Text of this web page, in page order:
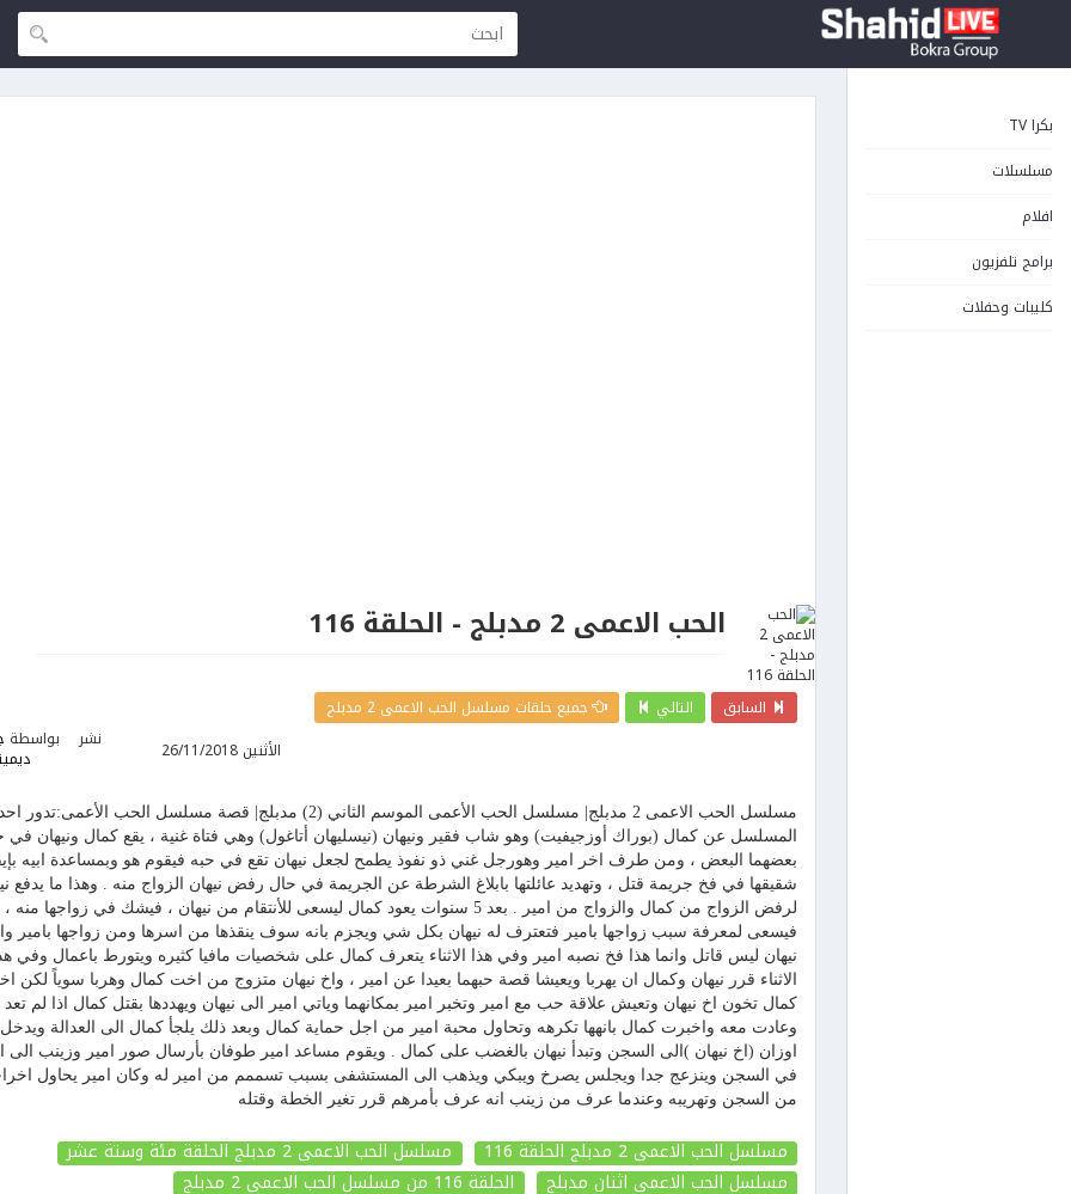
بكرا TV
مسلسلات
افلام
برامج تلفزيون
كليبات وحفلات
الحب الاعمى 2 مدبلج - الحلقة 116
السابق التالي
جميع حلقات مسلسل الحب الاعمى 2 مدبلج
نشر
الأثنين 26/11/2018 بواسطة
مسلسل الحب الاعمى 2 مدبلج| مسلسل الحب الأعمى الموسم الثاني (2) مدبلج| قصة مسلسل الحب
المسلسل عن كمال (بوراك أوزجيفيت) وهو شاب فقير ونيهان (نيسليهان أتاغول) وهي فتاة غنية ، يقع كمال ونيهان
بعضهما البعض ، ومن طرف اخر امير وهورجل غني ذو نفوذ يطمح لجعل نيهان تقع في حبه فيقوم هو وبمساعدة ابيه
شقيقها في فخ جريمة قتل ، وتهديد عائلتها بابلاغ الشرطة عن الجريمة في حال رفض نيهان الزواج منه . وهذا ما يدفع
لرفض الزواج من كمال والزواج من امير . بعد 5 سنوات يعود كمال ليسعى للأنتقام من نيهان ، فيشك في زواجها منه ،
فيسعى لمعرفة سبب زواجها بامير فتعترف له نيهان بكل شي ويجزم بانه سوف ينقذها من اسرها ومن زواجها بامير
نيهان ليس قاتل وانما هذا فخ نصبه امير وفي هذا الاثناء يتعرف كمال على شخصيات مافيا كثيره ويتورط باعمال وفي
الاثناء قرر نيهان وكمال ان يهربا ويعيشا قصة حبهما بعيدا عن امير ، واخ نيهان متزوج من اخت كمال وهربا سوياً لكن
كمال تخون اخ نيهان وتعيش علاقة حب مع امير وتخبر امير بمكانهما وياتي امير الى نيهان ويهددها بقتل كمال اذا لم
وعادت معه واخبرت كمال بانهها تكرهه وتحاول محبة امير من اجل حماية كمال وبعد ذلك يلجأ كمال الى العدالة ويدخل
اوزان (اخ نيهان )الى السجن وتبدأ نيهان بالغضب على كمال . ويقوم مساعد امير طوفان بأرسال صور امير وزينب الى
في السجن وينزعج جدا ويجلس يصرخ ويبكي ويذهب الى المستشفى بسبب تسممم من امير له وكان امير يحاول
من السجن وتهريبه وعندما عرف من زينب انه عرف بأمرهم قرر تغير الخطة وقتله
مسلسل الحب الاعمى 2 مدبلج الحلقة 116
مسلسل الحب الاعمى 2 مدبلج الحلقة مئة وستة عشر
مسلسل الحب الاعمى اثنان مدبلج
الحلقة 116
من مسلسل الحب الاعمى 2 مدبلج